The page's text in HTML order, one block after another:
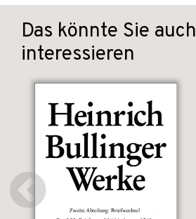
Das könnte Sie auch
interessieren